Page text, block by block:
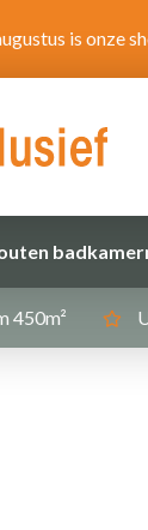
is onze
450m²